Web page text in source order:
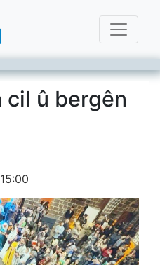
cil û bergên